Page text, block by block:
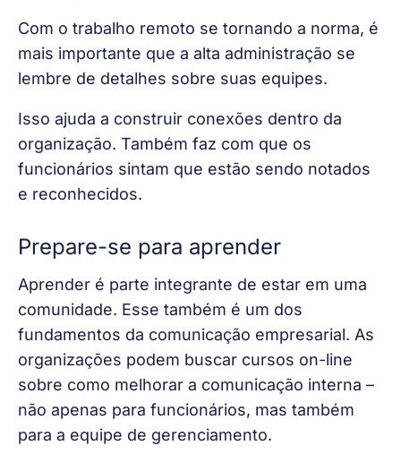
Com o trabalho remoto se tornando a norma, é
mais importante que a alta administração se
lembre de detalhes sobre suas equipes.
Isso ajuda a construir conexões dentro da
organização. Também faz com que os
funcionários sintam que estão sendo notados
e reconhecidos.
Prepare-se para aprender
Aprender é parte integrante de estar em uma
comunidade. Esse também é um dos
fundamentos da comunicação empresarial. As
organizações podem buscar cursos on-line
sobre como melhorar a comunicação interna –
não apenas para funcionários, mas também
para a equipe de gerenciamento.